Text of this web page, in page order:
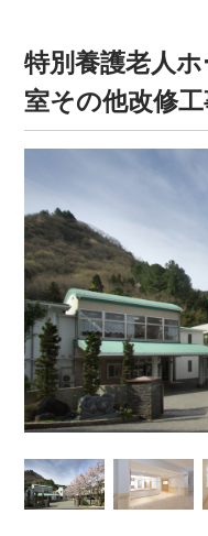
特別養護老人
室その他改修